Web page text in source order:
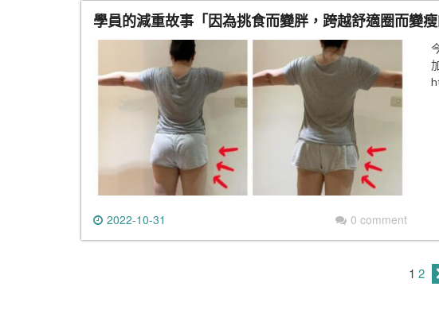
學員的減重故事「因為挑食而變胖，跨越舒適圈而變瘦
2022-10-31 0 comment
1 2